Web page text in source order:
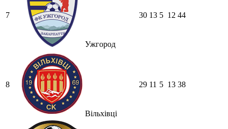
7
Ужгород
30 13 5 12 44
8
Вільхівці
29 11 5 13 38